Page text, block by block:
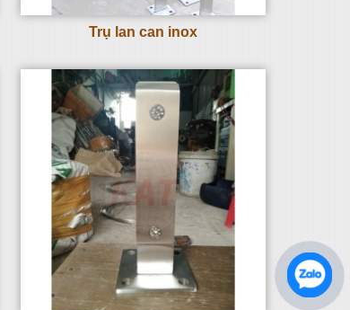
Trụ lan can inox